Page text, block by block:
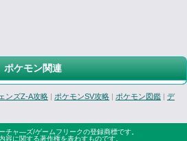
ポケモン関連
ンズZ-A攻略 | ポケモンSV攻略 | ポケモン図鑑 | デ
チャ―ズ/ゲームフリークの登録商標です。
容に関する著作権を表わすものです。